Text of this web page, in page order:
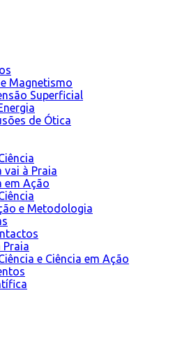
Magnetismo
Superficial
de Ótica
vai à Praia
em Ação
e Metodologia
Praia
e Ciência em Ação